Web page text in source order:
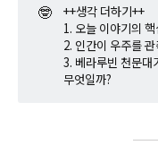
🤓
++생각 더하기++
1. 오늘 이야기의
2. 인간이 우주를
3. 베라루빈 천문대
무엇일까?